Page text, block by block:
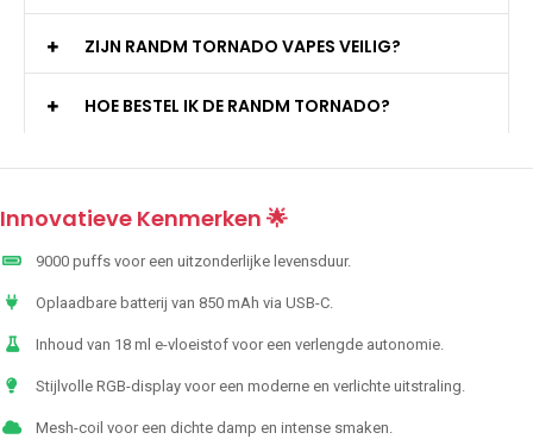
ZIJN RANDM TORNADO VAPES VEILIG?
HOE BESTEL IK DE RANDM TORNADO?
Innovatieve Kenmerken 🌟
9000 puffs voor een uitzonderlijke levensduur.
Oplaadbare batterij van 850 mAh via USB-C.
Inhoud van 18 ml e-vloeistof voor een verlengde autonomie.
Stijlvolle RGB-display voor een moderne en verlichte uitstraling.
Mesh-coil voor een dichte damp en intense smaken.